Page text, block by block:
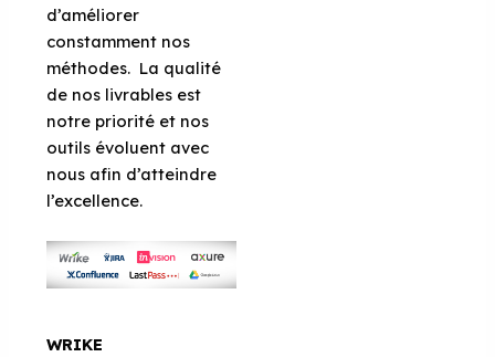
d’améliorer
constamment nos
méthodes. La qualité
de nos livrables est
notre priorité et nos
outils évoluent avec
nous afin d’atteindre
l’excellence.
WRIKE